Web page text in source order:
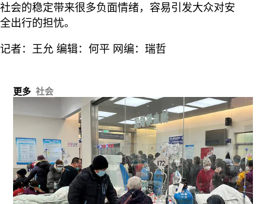
社会的稳定带来很多负面情绪，容易引发大众对安
全出行的担忧。
记者：王允 编辑：何平 网编：瑞哲
更多 社会